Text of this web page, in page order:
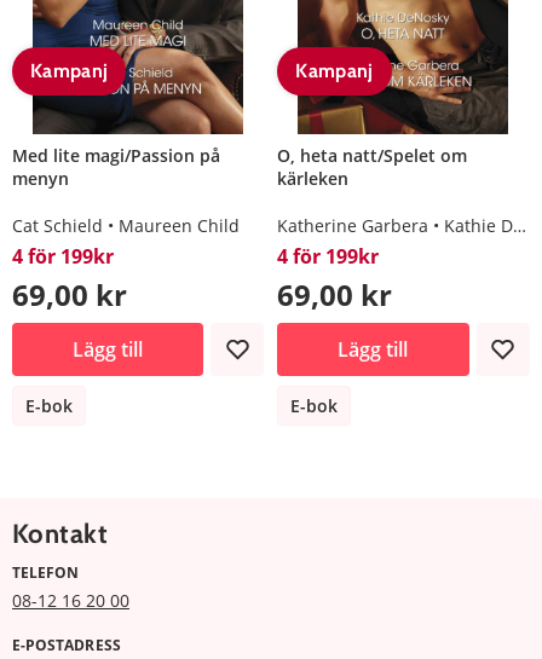
Kampanj
Med lite magi/Passion på
menyn
Cat Schield Maureen Child
4 för 199kr
69,00 kr
Lägg till
E-bok
Kampanj
O, heta natt/Spelet om
kärleken
Katherine Garbera Kathie DeNosky
4 för 199kr
69,00 kr
Lägg till
E-bok
Kontakt
TELEFON
08-12 16 20 00
E-POSTADRESS